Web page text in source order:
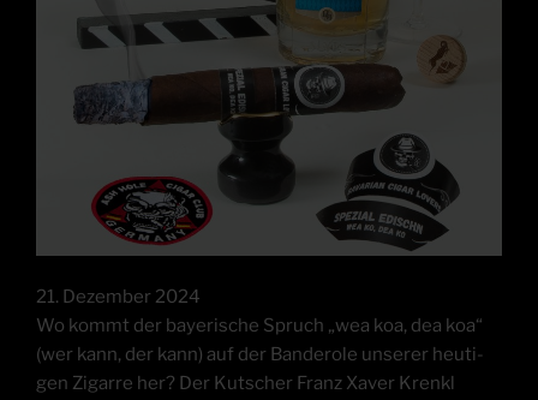
21. Dezem­ber 2024
Wo kommt der baye­ri­sche Spruch „wea koa, dea koa“
(wer kann, der kann) auf der Ban­de­ro­le unse­rer heu­ti­
gen Zigar­re her? Der Kut­scher Franz Xaver Krenkl